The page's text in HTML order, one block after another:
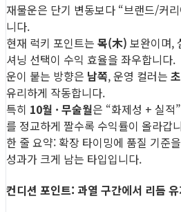
재물운은 단기 변동보다 “브랜드/커
니다.
현재 럭키 포인트는 목(木) 보완이며,
셔닝 선택이 수익 효율을 좌우합니다.
운이 붙는 방향은 남쪽, 운영 컬러는
유리하게 작동합니다.
특히 10월 · 무술월은 “화제성 + 실적
를 정교하게 짤수록 수익률이 올라갑
한 줄 요약: 확장 타이밍에 품질 기준
성과가 크게 남는 타입입니다.
컨디션 포인트: 과열 구간에서 리듬 유